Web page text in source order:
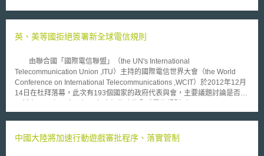
始於今年五月，當Fitbits正準備首次公開發行(IPO)時，Jawbone控告Fitbits
數週之後，Jawbone又控告Fitbits專利侵權，並緊接著向美國國際貿易委員
和使用者介面設計在內的專利。十月，美國法院命令Fitbits五名員工應歸還
Jawbone的所有機密資料。在獲得初步的勝利後，Jawbone又以Fitbits違反
反托拉斯法為由，針對Fitbits在九月提出的專利侵權訴訟提起反訴，再次對
Fitbits予以回擊。 在本次反訴中，Jawbone表示：「Fitbits蓄意濫用專
較於手機等其他智慧型裝置，運動穿戴式裝置仍屬於較年輕的市場，因此仍
英、美等國拒絕簽署新全球電信規則
由聯合國「國際電信聯盟」（the UN's International
Telecommunication Union ,ITU）主持的國際電信世界大會（the World
Conference on International Telecommunications ,WCIT）於2012年12月
14日在杜拜落幕，此次有193個國家的政府代表與會，主要議題討論是否要
Telecommunication Regulations ,ITRs），該修正案主要係由中國與俄羅斯
進網路的普及。 這項修正案最大爭議點就在「人權」二字。若政府擁
中國大陸將加速行動遊戲審批程序、落實管制